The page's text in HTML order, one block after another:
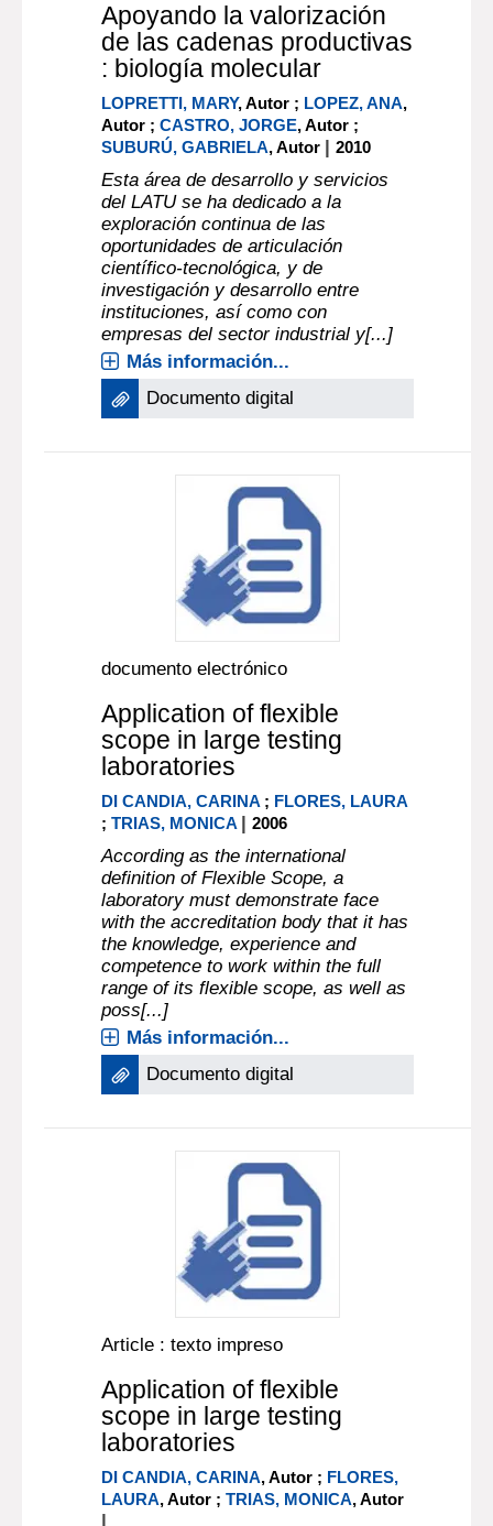
Apoyando la valorización
de las cadenas productivas
: biología molecular
LOPRETTI, MARY, Autor ; LOPEZ, ANA,
Autor ;CASTRO, JORGE, Autor ;
SUBURÚ, GABRIELA, Autor |2010
Esta área de desarrollo y servicios
del LATU se ha dedicado a la
exploración continua de las
oportunidades de articulación
científico-tecnológica, y de
investigación y desarrollo entre
instituciones, así como con
empresas del sector industrial y[...]
Más información...
Documento digital
documento electrónico
Application of flexible
scope in large testing
laboratories
DI CANDIA, CARINA ; FLORES, LAURA
;TRIAS, MONICA |2006
According as the international
definition of Flexible Scope, a
laboratory must demonstrate face
with the accreditation body that it has
the knowledge, experience and
competence to work within the full
range of its flexible scope, as well as
poss[...]
Más información...
Documento digital
Article : texto impreso
Application of flexible
scope in large testing
laboratories
DI CANDIA, CARINA, Autor ; FLORES,
LAURA, Autor ;TRIAS, MONICA, Autor
|